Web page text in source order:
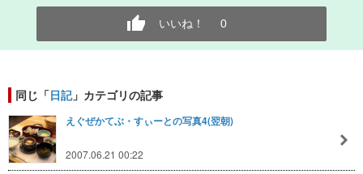
いいね！ 0
同じ「日記」カテゴリの記事
えぐぜかてぶ・すぃーとの写真4(翌朝)
2007.06.21 00:22